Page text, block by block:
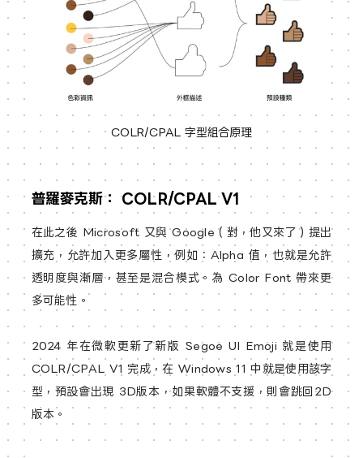
COLR/CPAL 字型組合原理
普羅麥克斯： COLR/CPAL V1
在此之後 Microsoft 又與 Google（對，他又來了）提出
擴充，允許加入更多屬性，例如：Alpha 值，也就是允許
透明度與漸層，甚至是混合模式。為 Color Font 帶來更
多可能性。
2024 年在微軟更新了新版 Segoe UI Emoji 就是使用
COLR/CPAL V1 完成，在 Windows 11 中就是使用該字
型，預設會出現 3D版本，如果軟體不支援，則會跳回2D
版本。